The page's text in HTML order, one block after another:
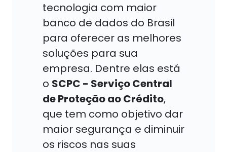
tecnologia com maior
banco de dados do Brasil
para oferecer as melhores
soluções para sua
empresa. Dentre elas está
o SCPC - Serviço Central
de Proteção ao Crédito,
que tem como objetivo dar
maior segurança e diminuir
os riscos nas suas